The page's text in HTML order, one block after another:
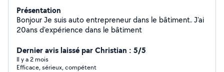
Présentation
Bonjour Je suis auto entrepreneur dans le bâtiment. J'ai
20ans d'expérience dans le bâtiment
Dernier avis laissé par Christian : 5/5
Il y a 2 mois
Efficace, sérieux, compétent